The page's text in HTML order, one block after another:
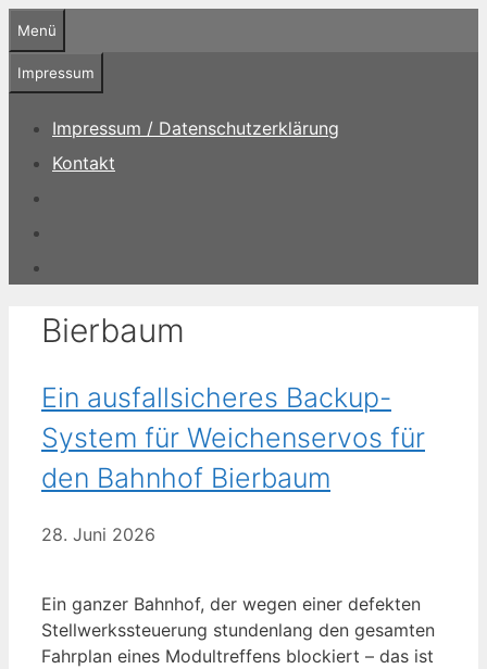
Zum
Inhalt
springen
Menü
Impressum
Impressum / Datenschutzerklärung
Kontakt
Bierbaum
Ein ausfallsicheres Backup-
System für Weichenservos für
den Bahnhof Bierbaum
28. Juni 2026
Ein ganzer Bahnhof, der wegen einer defekten
Stellwerkssteuerung stundenlang den gesamten
Fahrplan eines Modultreffens blockiert – das ist